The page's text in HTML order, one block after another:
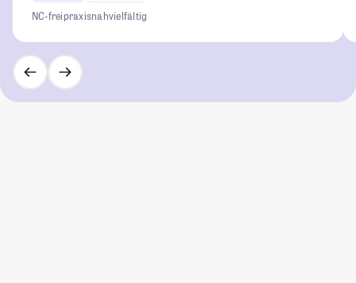
NC-freipraxisnahvielfältig